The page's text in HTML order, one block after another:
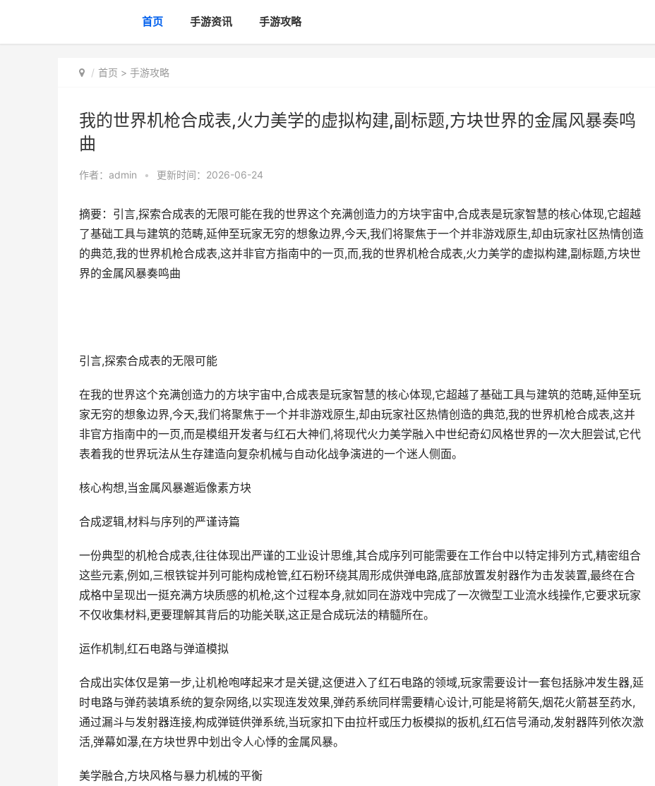
首页 手游资讯 手游攻略
首页 > 手游攻略
我的世界机枪合成表,火力美学的虚拟构建,副标题,方块世界的金属风暴奏鸣
曲
作者： admin • 更新时间：2026-06-24
摘要：引言,探索合成表的无限可能在我的世界这个充满创造力的方块宇宙中,合成表是玩家智慧的核心体现,它超越
了基础工具与建筑的范畴,延伸至玩家无穷的想象边界,今天,我们将聚焦于一个并非游戏原生,却由玩家社区热情创造
的典范,我的世界机枪合成表,这并非官方指南中的一页,而,我的世界机枪合成表,火力美学的虚拟构建,副标题,方块世
界的金属风暴奏鸣曲
引言,探索合成表的无限可能
在我的世界这个充满创造力的方块宇宙中,合成表是玩家智慧的核心体现,它超越了基础工具与建筑的范畴,延伸至玩
家无穷的想象边界,今天,我们将聚焦于一个并非游戏原生,却由玩家社区热情创造的典范,我的世界机枪合成表,这并
非官方指南中的一页,而是模组开发者与红石大神们,将现代火力美学融入中世纪奇幻风格世界的一次大胆尝试,它代
表着我的世界玩法从生存建造向复杂机械与自动化战争演进的一个迷人侧面。
核心构想,当金属风暴邂逅像素方块
合成逻辑,材料与序列的严谨诗篇
一份典型的机枪合成表,往往体现出严谨的工业设计思维,其合成序列可能需要在工作台中以特定排列方式,精密组合
这些元素,例如,三根铁锭并列可能构成枪管,红石粉环绕其周形成供弹电路,底部放置发射器作为击发装置,最终在合
成格中呈现出一挺充满方块质感的机枪,这个过程本身,就如同在游戏中完成了一次微型工业流水线操作,它要求玩家
不仅收集材料,更要理解其背后的功能关联,这正是合成玩法的精髓所在。
运作机制,红石电路与弹道模拟
合成出实体仅是第一步,让机枪咆哮起来才是关键,这便进入了红石电路的领域,玩家需要设计一套包括脉冲发生器,延
时电路与弹药装填系统的复杂网络,以实现连发效果,弹药系统同样需要精心设计,可能是将箭矢,烟花火箭甚至药水,
通过漏斗与发射器连接,构成弹链供弹系统,当玩家扣下由拉杆或压力板模拟的扳机,红石信号涌动,发射器阵列依次激
活,弹幕如瀑,在方块世界中划出令人心悸的金属风暴。
美学融合,方块风格与暴力机械的平衡